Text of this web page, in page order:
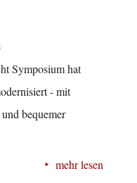
Symposium hat
- mit
bequemer
mehr lesen